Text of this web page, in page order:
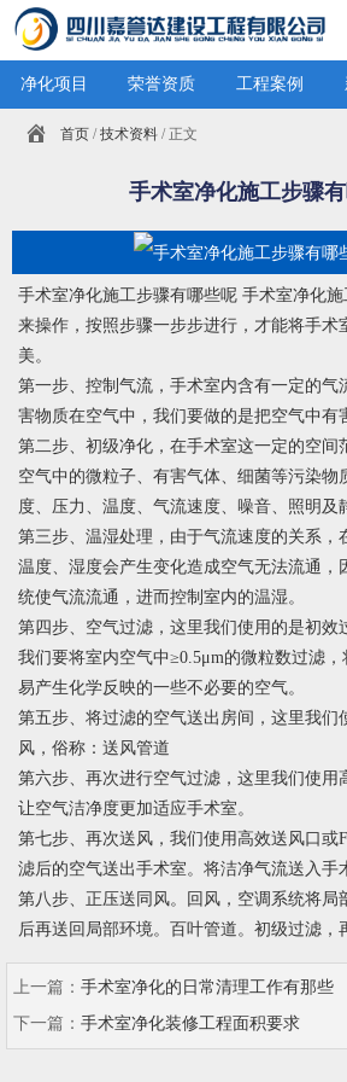
净化项目 荣誉资质 工程案例
首页 /技术资料 / 正文
手术室净化施工步骤
手术室净化施工步骤有哪些呢 手术室净化
来操作，按照步骤一步步进行，才能将手术
美。
第一步、控制气流，手术室内含有一定的气
害物质在空气中，我们要做的是把空气中有
第二步、初级净化，在手术室这一定的空间
空气中的微粒子、有害气体、细菌等污染物
度、压力、温度、气流速度、噪音、照明及
第三步、温湿处理，由于气流速度的关系，
温度、湿度会产生变化造成空气无法流通，
统使气流流通，进而控制室内的温湿。
第四步、空气过滤，这里我们使用的是初效
我们要将室内空气中≥0.5μm的微粒数过滤
易产生化学反映的一些不必要的空气。
第五步、将过滤的空气送出房间，这里我们
风，俗称：送风管道
第六步、再次进行空气过滤，这里我们使用
让空气洁净度更加适应手术室。
第七步、再次送风，我们使用高效送风口或
滤后的空气送出手术室。将洁净气流送入手
第八步、正压送同风。回风，空调系统将局
后再送回局部环境。百叶管道。初级过滤，
上一篇： 手术室净化的日常清理工作有那些
下一篇： 手术室净化装修工程面积要求